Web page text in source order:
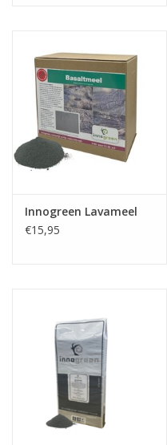
Innogreen Lavameel
€15,95